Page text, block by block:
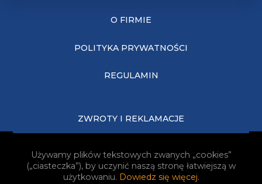
O FIRMIE
POLITYKA PRYWATNOŚCI
REGULAMIN
ZWROTY I REKLAMACJE
JAK KUPOWAĆ?
Używamy plików tekstowych zwanych „cookies”
(„ciasteczka”), by uczynić naszą stronę łatwiejszą w
użytkowaniu. Dowiedz się więcej.